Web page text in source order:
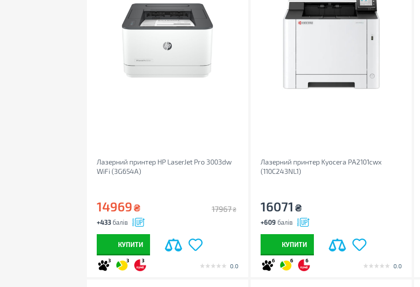
Лазерний принтер HP LaserJet Pro 3003dw
WiFi (3G654A)
14969₴ 17967 ₴
+433 балів
КУПИТИ
3 3 3
0.0
Лазерний принтер Kyocera PA2101cwx
(110C243NL1)
16071 ₴
+609 балів
КУПИТИ
6 6 6
0.0